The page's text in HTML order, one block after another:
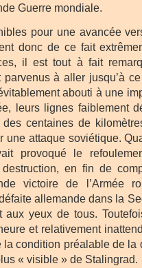
Guerre mondiale.
pour une avancée
donc de ce fait
il est tout à fait
à aller jusqu’à
abouti à une
leurs lignes faiblement
centaines de
une attaque soviétique.
provoqué le
en fin de
victoire de l’Armée
allemande dans la
aux yeux de tous.
et relativement
la condition préalable de la
« visible » de Stalingrad.